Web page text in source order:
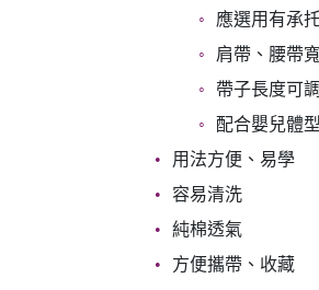
應選用有承
肩帶、腰帶
帶子長度可
配合嬰兒體
用法方便、易學
容易清洗
純棉透氣
方便攜帶、收藏